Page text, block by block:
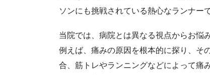
ソンにも挑戦されている熱心なランナーで
当院では、病院とは異なる視点からお悩
例えば、痛みの原因を根本的に探り、そ
合、筋トレやランニングなどによって痛